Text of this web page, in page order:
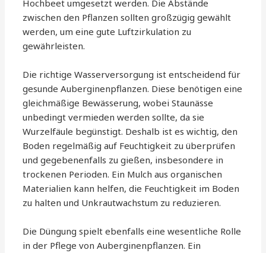
Hochbeet umgesetzt werden. Die Abstände
zwischen den Pflanzen sollten großzügig gewählt
werden, um eine gute Luftzirkulation zu
gewährleisten.
Die richtige Wasserversorgung ist entscheidend für
gesunde Auberginenpflanzen. Diese benötigen eine
gleichmäßige Bewässerung, wobei Staunässe
unbedingt vermieden werden sollte, da sie
Wurzelfäule begünstigt. Deshalb ist es wichtig, den
Boden regelmäßig auf Feuchtigkeit zu überprüfen
und gegebenenfalls zu gießen, insbesondere in
trockenen Perioden. Ein Mulch aus organischen
Materialien kann helfen, die Feuchtigkeit im Boden
zu halten und Unkrautwachstum zu reduzieren.
Die Düngung spielt ebenfalls eine wesentliche Rolle
in der Pflege von Auberginenpflanzen. Ein